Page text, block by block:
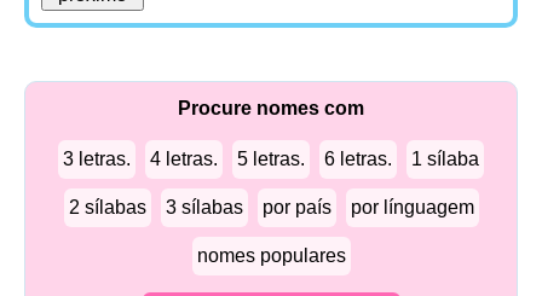
Procure nomes com
3 letras. 4 letras. 5 letras. 6 letras. 1 sílaba
2 sílabas 3 sílabas por país por línguagem
nomes populares